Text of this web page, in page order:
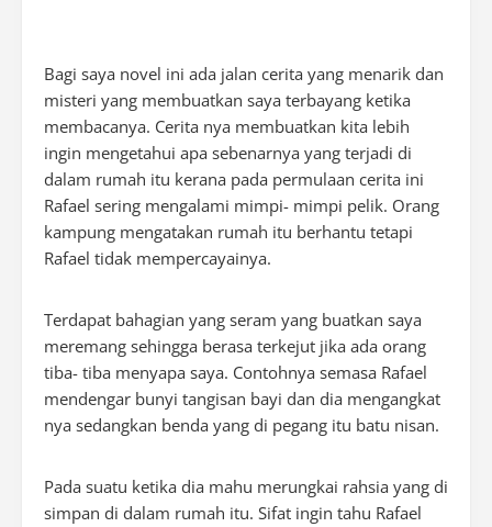
Bagi saya novel ini ada jalan cerita yang menarik dan
misteri yang membuatkan saya terbayang ketika
membacanya. Cerita nya membuatkan kita lebih
ingin mengetahui apa sebenarnya yang terjadi di
dalam rumah itu kerana pada permulaan cerita ini
Rafael sering mengalami mimpi- mimpi pelik. Orang
kampung mengatakan rumah itu berhantu tetapi
Rafael tidak mempercayainya.
Terdapat bahagian yang seram yang buatkan saya
meremang sehingga berasa terkejut jika ada orang
tiba- tiba menyapa saya. Contohnya semasa Rafael
mendengar bunyi tangisan bayi dan dia mengangkat
nya sedangkan benda yang di pegang itu batu nisan.
Pada suatu ketika dia mahu merungkai rahsia yang di
simpan di dalam rumah itu. Sifat ingin tahu Rafael